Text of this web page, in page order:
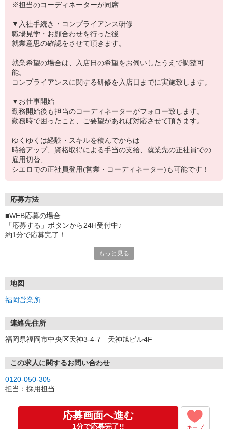
※担当のコーディネーターが同席
▼入社手続き・コンプライアンス研修
職場見学・お顔合わせを行った後
就業意思の確認をさせて頂きます。
就業希望の場合は、入店日の希望をお伺いしたうえで調整可
能。
コンプライアンスに関する研修を入店日までに実施致します。
▼お仕事開始
勤務開始後も担当のコーディネーターがフォロー致します。
勤務時で困ったこと、ご要望があれば対応させて頂きます。
ゆくゆくは経験・スキルを積んでからは
時給アップ、資格取得による手当の支給、就業先の正社員での
雇用切替、
シエロでの正社員登用(営業・コーディネーター)も可能です！
応募方法
■WEB応募の場合
「応募する」ボタンから24H受付中♪
約1分で応募完了！
①応募から3営業日を目安に、メールorお電話でご連絡します。
★スマホでWEB面接（LINEなど）・出張面接・事務所面接と選べま
す
③面接実施（履歴書不要）
※ご希望があれば、職場見学の調整もOKです！
お気軽にご応募ください♪
もっと見る
地図
福岡営業所
連絡先住所
福岡県福岡市中央区天神3-4-7 天神旭ビル4F
この求人に関するお問い合わせ
0120-050-305
担当：採用担当
応募画面へ進む
1分で応募完了!! キープ